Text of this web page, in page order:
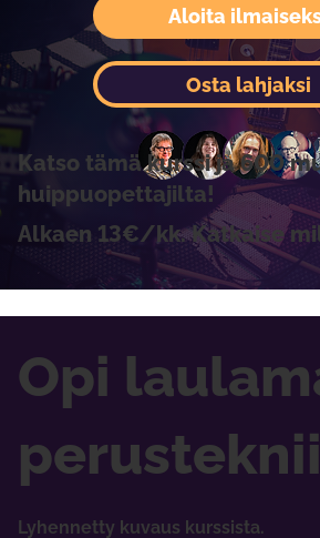
Aloita
Katso tämä kurssi ja 600
huippuopettajilta!
Alkaen 13€/kk. Katkaise
Osta lahjaksi
Opi
Lyhennetty kuvaus kurssista.